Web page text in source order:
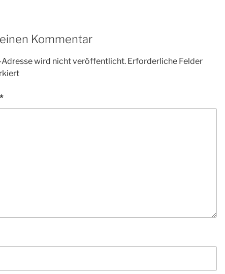
Kommentar
Adresse wird nicht veröffentlicht. Erforderliche Felder
*